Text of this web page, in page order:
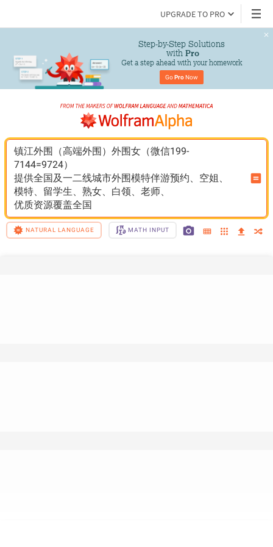
UPGRADE TO PRO
Step-by-Step Solutions
with Pro
Get a step ahead with your homework
Go Pro Now
镇江外围（高端外围）外围女（微信199-
7144=9724）
提供全国及一二线城市外围模特伴游预约、空姐、
模特、留学生、熟女、白领、老师、
优质资源覆盖全国
NATURAL LANGUAGE MATH INPUT